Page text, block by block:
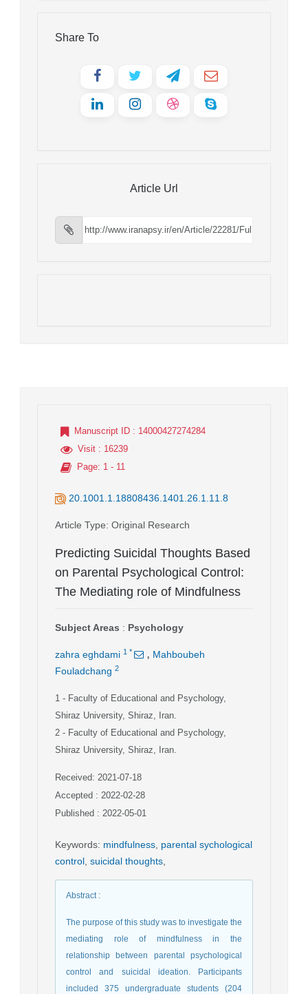
Share To
Article Url
Manuscript ID : 14000427274284
Visit : 16239
Page: 1 - 11
20.1001.1.18808436.1401.26.1.11.8
Article Type: Original Research
Predicting Suicidal Thoughts Based
on Parental Psychological Control:
The Mediating role of Mindfulness
Subject Areas : Psychology
zahra eghdami 1 * , Mahboubeh
Fouladchang 2
1 - Faculty of Educational and Psychology,
Shiraz University, Shiraz, Iran.
2 - Faculty of Educational and Psychology,
Shiraz University, Shiraz, Iran.
Received: 2021-07-18
Accepted : 2022-02-28
Published : 2022-05-01
Keywords: mindfulness parental sychological
control suicidal thoughts
Abstract:
The purpose of this study was to investigate the
mediating role of mindfulness in the
relationship between parental psychological
control and suicidal ideation. Participants
included 375 undergraduate students (204